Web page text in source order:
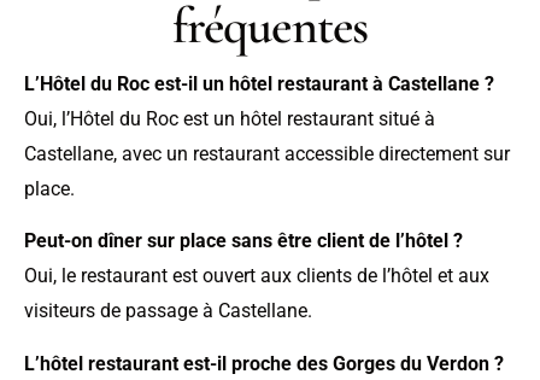
fréquentes
L’Hôtel du Roc est-il un hôtel restaurant à Castellane ?
Oui, l’Hôtel du Roc est un hôtel restaurant situé à
Castellane, avec un restaurant accessible directement sur
place.
Peut-on dîner sur place sans être client de l’hôtel ?
Oui, le restaurant est ouvert aux clients de l’hôtel et aux
visiteurs de passage à Castellane.
L’hôtel restaurant est-il proche des Gorges du Verdon ?